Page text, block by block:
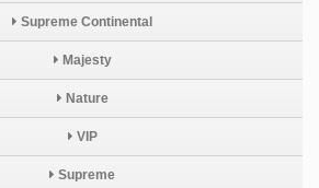
Supreme Continental
Majesty
Nature
VIP
Supreme